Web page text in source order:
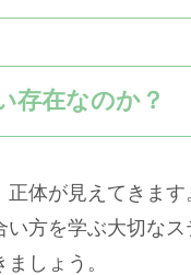
存在なのか？
正体が見えてきま
方を学ぶ大切な
しょう。